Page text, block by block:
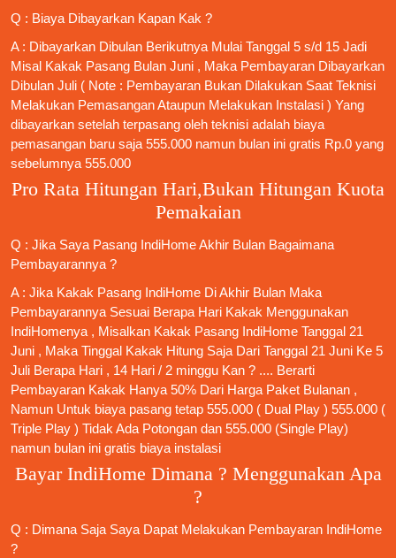
Q : Biaya Dibayarkan Kapan Kak ?
A : Dibayarkan Dibulan Berikutnya Mulai Tanggal 5 s/d 15 Jadi
Misal Kakak Pasang Bulan Juni , Maka Pembayaran Dibayarkan
Dibulan Juli ( Note : Pembayaran Bukan Dilakukan Saat Teknisi
Melakukan Pemasangan Ataupun Melakukan Instalasi ) Yang
dibayarkan setelah terpasang oleh teknisi adalah biaya
pemasangan baru saja 555.000 namun bulan ini gratis Rp.0 yang
sebelumnya 555.000
Pro Rata Hitungan Hari,Bukan Hitungan Kuota
Pemakaian
Q : Jika Saya Pasang IndiHomeAkhir Bulan Bagaimana
Pembayarannya ?
A : Jika Kakak Pasang IndiHome Di Akhir Bulan Maka
Pembayarannya Sesuai Berapa Hari Kakak Menggunakan
IndiHomenya , Misalkan Kakak Pasang IndiHome Tanggal 21
Juni , Maka Tinggal Kakak Hitung Saja Dari Tanggal 21 Juni Ke 5
Juli Berapa Hari , 14 Hari / 2 minggu Kan ? .... Berarti
Pembayaran Kakak Hanya 50% Dari Harga Paket Bulanan ,
Namun Untuk biaya pasang tetap 555.000 ( Dual Play ) 555.000 (
Triple Play ) Tidak Ada Potongan dan 555.000 (Single Play)
namun bulan ini gratis biaya instalasi
Bayar IndiHome Dimana ? Menggunakan Apa
?
Q : Dimana Saja Saya Dapat Melakukan Pembayaran IndiHome
?